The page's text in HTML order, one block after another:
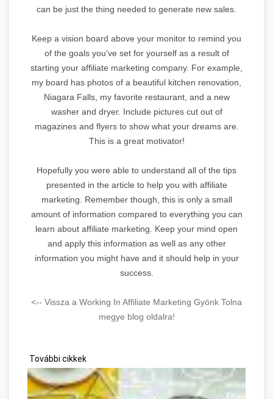
can be just the thing needed to generate new sales.
Keep a vision board above your monitor to remind you
of the goals you've set for yourself as a result of
starting your affiliate marketing company. For example,
my board has photos of a beautiful kitchen renovation,
Niagara Falls, my favorite restaurant, and a new
washer and dryer. Include pictures cut out of
magazines and flyers to show what your dreams are.
This is a great motivator!
Hopefully you were able to understand all of the tips
presented in the article to help you with affiliate
marketing. Remember though, this is only a small
amount of information compared to everything you can
learn about affiliate marketing. Keep your mind open
and apply this information as well as any other
information you might have and it should help in your
success.
<-- Vissza a Working In Affiliate Marketing Gyönk Tolna
megye blog oldalra!
További cikkek